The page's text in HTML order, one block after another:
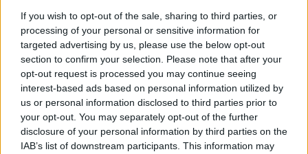
If you wish to opt-out of the sale, sharing to third parties, or
processing of your personal or sensitive information for
targeted advertising by us, please use the below opt-out
section to confirm your selection. Please note that after your
opt-out request is processed you may continue seeing
interest-based ads based on personal information utilized by
us or personal information disclosed to third parties prior to
your opt-out. You may separately opt-out of the further
disclosure of your personal information by third parties on the
IAB’s list of downstream participants. This information may
Aukció adatai
Aukció neve: 226. Művészeti tárgyak, ezüstök és ékszerek
Aukció dátuma: 2017.06.01
Aukció helye: Budapest, Balaton utca 8.